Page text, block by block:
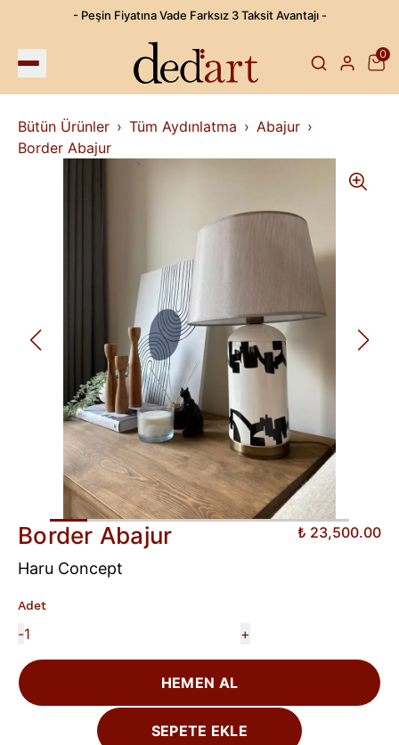
- Peşin Fiyatına Vade Farksız 3 Taksit Avantajı -
0
Bütün Ürünler Tüm Aydınlatma
Abajur
Border Abajur
Border Abajur ₺ 23,500.00
Haru Concept
Adet
- +
HEMEN AL
SEPETE EKLE